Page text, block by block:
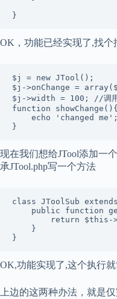
}
OK，功能已经实现了,找个
$j = new JTool();
$j->onChange =
$j->width = 100; //调用
function
echo 'changed
}
现在我们想给JTool添加一
承JTool.php写一个方法
class JToolSub
public function
return
    }
}
OK,功能实现了,这个执行
上边的这两种办法，就是